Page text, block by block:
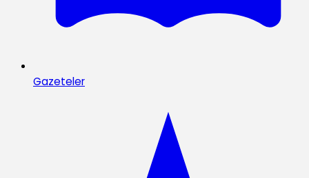
Gazeteler